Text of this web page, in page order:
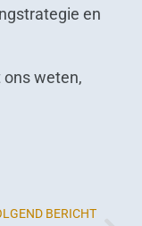
en
ons weten,
BERICHT